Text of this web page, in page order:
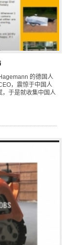
的德国人
，震惊于中国人
，于是就收集中国人